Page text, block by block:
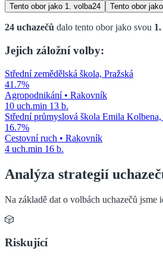
Tento obor jako 1. volba24 Tento obor jako
24 uchazečů dalo tento obor jako svou
Jejich záložní volby:
Střední zemědělská škola, Pražská
41.7%
Agropodnikání• Rakovník
10 uch.min 13 b.
Střední průmyslová škola Emila
16.7%
Cestovní ruch • Rakovník
4 uch.min 16 b.
Analýza strategií
Na základě dat o volbách uchazečů
🎲
Riskující